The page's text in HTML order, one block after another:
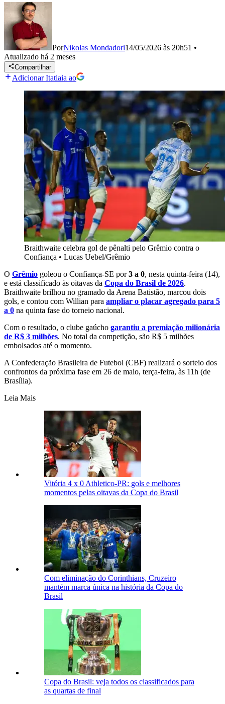
PorNikolas Mondadori14/05/2026 às 20h51 •
Atualizado há 2 meses
Compartilhar
Adicionar Itatiaia ao
Braithwaite celebra gol de pênalti pelo Grêmio contra o
Confiança • Lucas Uebel/Grêmio
O Grêmio goleou o Confiança-SE por3 a 0, nesta quinta-feira (14),
e está classificado às oitavas da Copa do Brasil de 2026.
Braithwaite brilhou no gramado da Arena Batistão, marcou dois
gols, e contou com Willian para ampliar o placar agregado para 5
a 0 na quinta fase do torneio nacional.
Com o resultado, o clube gaúcho garantiu a premiação milionária
de R$ 3 milhões. No total da competição, são R$ 5 milhões
embolsados até o momento.
A Confederação Brasileira de Futebol (CBF) realizará o sorteio dos
confrontos da próxima fase em 26 de maio, terça-feira, às 11h (de
Brasília).
Leia Mais
Vitória 4 x 0 Athletico-PR: gols e melhores
momentos pelas oitavas da Copa do Brasil
Com eliminação do Corinthians, Cruzeiro
mantém marca única na história da Copa do
Brasil
Copa do Brasil: veja todos os classificados para
as quartas de final